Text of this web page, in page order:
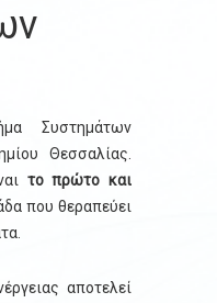
Συστημάτων
Θεσσαλίας.
το πρώτο και
που θεραπεύει
αποτελεί